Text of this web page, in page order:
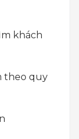
khách
theo quy